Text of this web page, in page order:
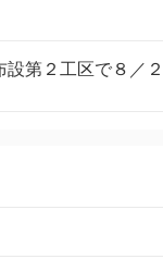
設第２工区で８／